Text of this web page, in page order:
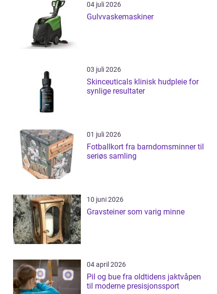
04 juli 2026
Gulvvaskemaskiner
03 juli 2026
Skinceuticals klinisk hudpleie for
synlige resultater
01 juli 2026
Fotballkort fra barndomsminner til
seriøs samling
10 juni 2026
Gravsteiner som varig minne
04 april 2026
Pil og bue fra oldtidens jaktvåpen
til moderne presisjonssport